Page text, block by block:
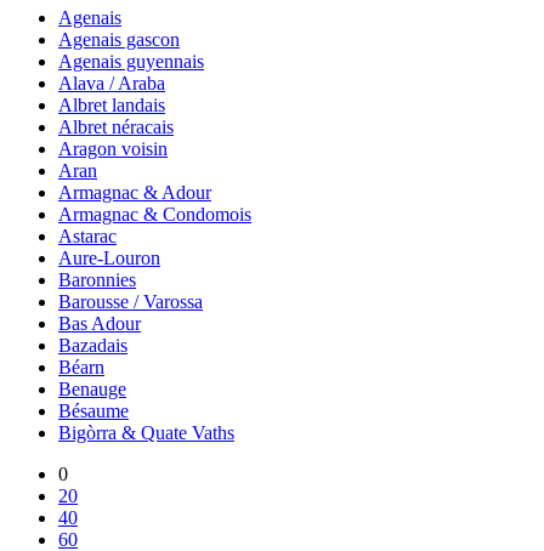
Agenais
Agenais gascon
Agenais guyennais
Alava / Araba
Albret landais
Albret néracais
Aragon voisin
Aran
Armagnac & Adour
Armagnac & Condomois
Astarac
Aure-Louron
Baronnies
Barousse / Varossa
Bas Adour
Bazadais
Béarn
Benauge
Bésaume
Bigòrra & Quate Vaths
0
20
40
60